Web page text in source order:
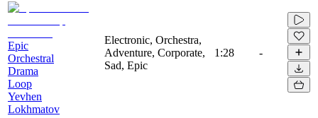
Epic
Orchestral
Drama
Loop
Yevhen
Lokhmatov
Electronic, Orchestra,
Adventure, Corporate,
Sad, Epic
1:28 -